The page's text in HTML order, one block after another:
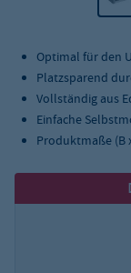
Optimal für den
Platzsparend
Vollständig aus
Einfache
Produktmaße (B